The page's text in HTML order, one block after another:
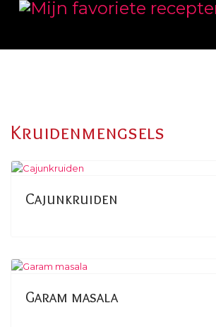
Kruidenmengsels
Cajunkruiden
Garam masala